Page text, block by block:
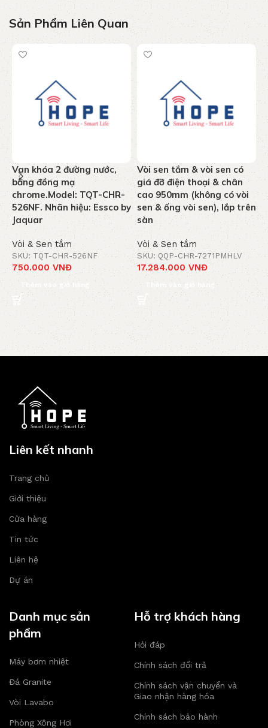
Sản Phẩm Liên Quan
Van khóa 2 đường nước,
bằng đồng mạ
chrome.Model: TQT-CHR-
526NF. Nhãn hiệu: Essco by
Jaquar
Vòi & Sen tắm
SKU: TQT-CHR-526NF
750.000VNĐ
Thêm vào giỏ hàng
Vòi sen tắm & vòi sen có
giá đỡ điện thoại & chân
cao 950mm (không có vòi
sen & ống vòi sen), lắp trên
sàn
Vòi & Sen tắm
SKU: QQP-CHR-7271PMHLV
17.284.000 VNĐ
Thêm vào giỏ hàng
Liên kết nhanh
Trang chủ
Giới thiệu
Cửa hàng
Tin tức
Liên hệ
Dự án
Danh mục sản
phẩm
Máy bơm nhiệt
Đá Granite
Vòi Lavabo
Phòng Xông Hơi
Hỗ trợ khách hàng
Hỏi đáp
Chính sách đổi trả
Chính sách vận chuyển và
Giao nhận hàng hóa
Chính sách bảo hành